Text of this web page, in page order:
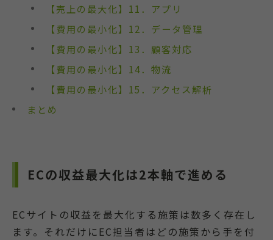
【売上の最大化】11．アプリ
【費用の最小化】12．データ管理
【費用の最小化】13．顧客対応
【費用の最小化】14．物流
【費用の最小化】15．アクセス解析
まとめ
ECの収益最大化は2本軸で進める
ECサイトの収益を最大化する施策は数多く存在し
ます。それだけにEC担当者はどの施策から手を付